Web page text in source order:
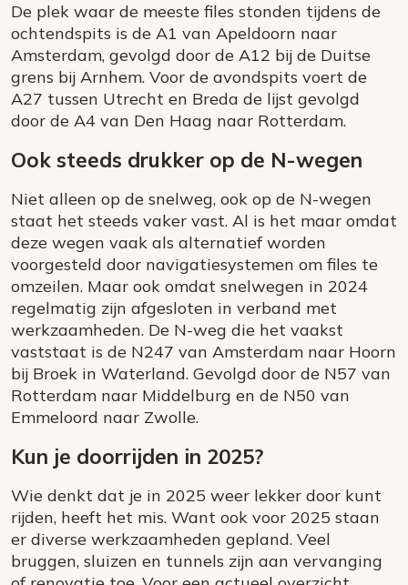
De plek waar de meeste files stonden tijdens de
ochtendspits is de A1 van Apeldoorn naar
Amsterdam, gevolgd door de A12 bij de Duitse
grens bij Arnhem. Voor de avondspits voert de
A27 tussen Utrecht en Breda de lijst gevolgd
door de A4 van Den Haag naar Rotterdam.
Ook steeds drukker op de N-wegen
Niet alleen op de snelweg, ook op de N-wegen
staat het steeds vaker vast. Al is het maar omdat
deze wegen vaak als alternatief worden
voorgesteld door navigatiesystemen om files te
omzeilen. Maar ook omdat snelwegen in 2024
regelmatig zijn afgesloten in verband met
werkzaamheden. De N-weg die het vaakst
vaststaat is de N247 van Amsterdam naar Hoorn
bij Broek in Waterland. Gevolgd door de N57 van
Rotterdam naar Middelburg en de N50 van
Emmeloord naar Zwolle.
Kun je doorrijden in 2025?
Wie denkt dat je in 2025 weer lekker door kunt
rijden, heeft het mis. Want ook voor 2025 staan
er diverse werkzaamheden gepland. Veel
bruggen, sluizen en tunnels zijn aan vervanging